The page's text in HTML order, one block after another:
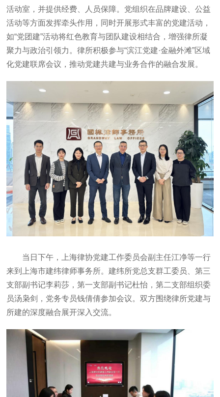
活动室，并提供经费、人员保障。党组织在品牌建设、公益
活动等方面发挥牵头作用，同时开展形式丰富的党建活动，
如“党团建”活动将红色教育与团队建设相结合，增强律所凝
聚力与政治引领力。律所积极参与“滨江党建·金融外滩”区域
化党建联席会议，推动党建共建与业务合作的融合发展。
当日下午，上海律协党建工作委员会副主任江净等一行
来到上海市建纬律师事务所。建纬所党总支群工委员、第三
支部副书记李莉莎，第一支部副书记杜怡，第二支部组织委
员汤枭剑，党务专员钱倩倩参加会议。双方围绕律所党建与
所建的深度融合展开深入交流。